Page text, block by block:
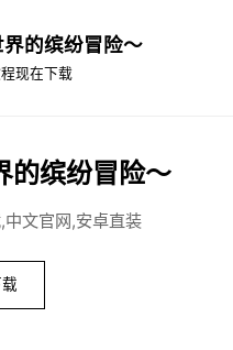
的缤纷冒险～
现在下载
的缤纷冒险～
文官网,安卓直装